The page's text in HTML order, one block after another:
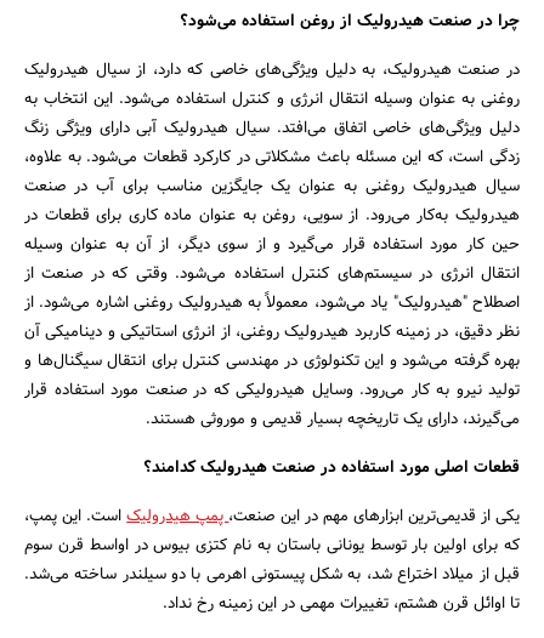
جستجو
چرا در صنعت هیدرولیک از روغن استفاده می‌شود؟
در صنعت هیدرولیک، به دلیل ویژگی‌های خاصی که دارد، از سیال هیدرولیک
روغنی به عنوان وسیله انتقال انرژی و کنترل استفاده می‌شود. این انتخاب به
دلیل ویژگی‌های خاصی اتفاق می‌افتد. سیال هیدرولیک آبی دارای ویژگی زنگ
زدگی است، که این مسئله باعث مشکلاتی در کارکرد قطعات می‌شود. به علاوه،
سیال هیدرولیک روغنی به عنوان یک جایگزین مناسب برای آب در صنعت
هیدرولیک به‌کار می‌رود. از سویی، روغن به عنوان ماده کاری برای قطعات در
حین کار مورد استفاده قرار می‌گیرد و از سوی دیگر، از آن به عنوان وسیله
انتقال انرژی در سیستم‌های کنترل استفاده می‌شود. وقتی که در صنعت از
اصطلاح "هیدرولیک" یاد می‌شود، معمولاً به هیدرولیک روغنی اشاره می‌شود. از
نظر دقیق، در زمینه کاربرد هیدرولیک روغنی، از انرژی استاتیکی و دینامیکی آن
بهره گرفته می‌شود و این تکنولوژی در مهندسی کنترل برای انتقال سیگنال‌ها و
تولید نیرو به کار می‌رود. وسایل هیدرولیکی که در صنعت مورد استفاده قرار
می‌گیرند، دارای یک تاریخچه بسیار قدیمی و موروثی هستند.
قطعات اصلی مورد استفاده در صنعت هیدرولیک کدامند؟
یکی از قدیمی‌ترین ابزارهای مهم در این صنعت،پمپ هیدرولیکاست. این پمپ،
که برای اولین بار توسط یونانی باستان به نام کتزی بیوس در اواسط قرن سوم
قبل از میلاد اختراع شد، به شکل پیستونی اهرمی با دو سیلندر ساخته می‌شد.
تا اوائل قرن هشتم، تغییرات مهمی در این زمینه رخ نداد.